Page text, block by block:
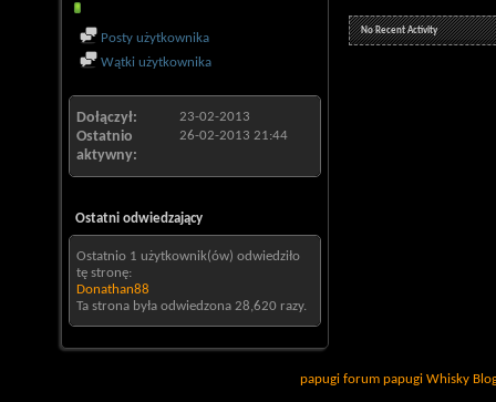
Posty użytkownika
Wątki użytkownika
Dołączył 23-02-2013
Ostatnio
aktywny
26-02-2013 21:44
Ostatni odwiedzający
Ostatnio 1 użytkownik(ów) odwiedziło
tę stronę:
Donathan88
Ta strona była odwiedzona 28,620 razy.
No Recent Activity
papugi forum papugi Whisky